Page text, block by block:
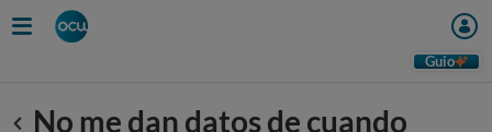
Guio
Anterior
No me dan datos de cuando